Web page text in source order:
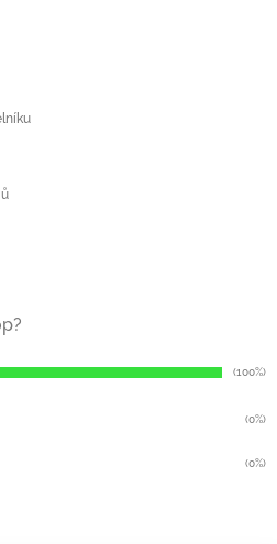
(100%)
(0%)
(0%)